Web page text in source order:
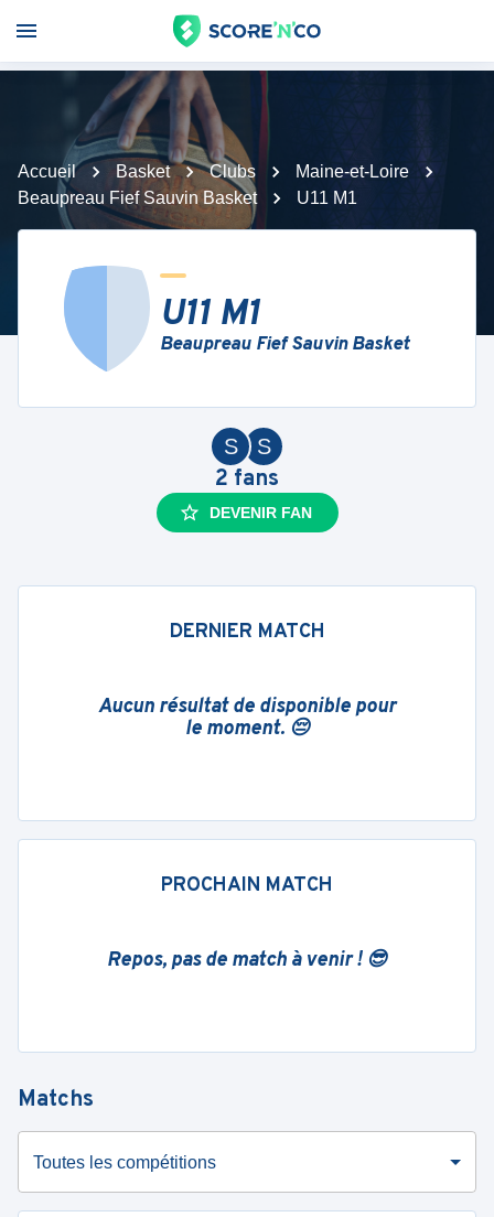
Accueil Basket Clubs
Maine-et-Loire
Beaupreau Fief Sauvin Basket
U11 M1
U11 M1
Beaupreau Fief Sauvin Basket
S
S
2 fans
DEVENIR FAN
DERNIER MATCH
Aucun résultat de disponible pour
le moment. 😔
PROCHAIN MATCH
Repos, pas de match à venir ! 😎
Matchs
Toutes les compétitions